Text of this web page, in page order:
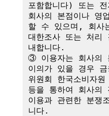
포함합니다) 또는
회사의 본점이나 영
할 수 있으며, 회사
대한조사 또는 처리
내합니다.
③ 이용자는 회사의
이의가 있을 경우 금
위원회 한국소비자원
등을 통하여 회사의
이용과 관련한 분쟁
니다.